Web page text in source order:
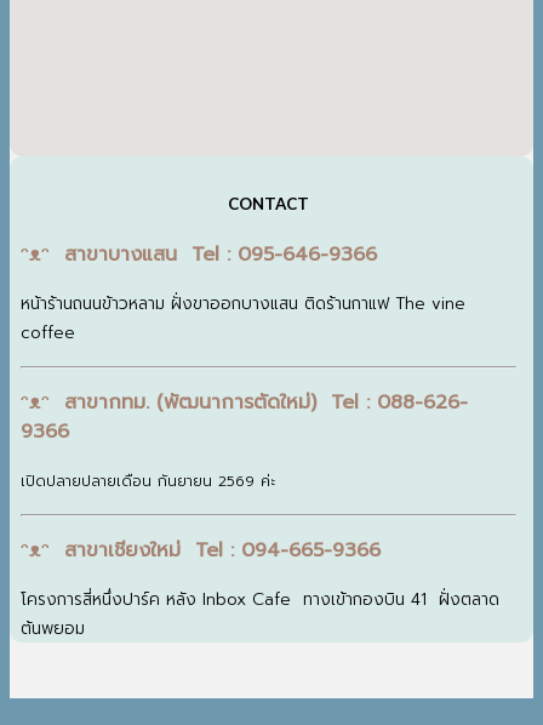
CONTACT
ᵔᴥᵔ สาขาบางแสน Tel : 095-646-9366
หน้าร้านถนนข้าวหลาม ฝั่งขาออกบางแสน ติดร้านกาแฟ The vine
coffee
ᵔᴥᵔ สาขากทม. (พัฒนาการตัดใหม่) Tel : 088-626-
9366
เปิดปลายปลายเดือน กันยายน 2569 ค่ะ
ᵔᴥᵔ สาขาเชียงใหม่ Tel : 094-665-9366
โครงการสี่หนึ่งปาร์ค หลัง Inbox Cafe ทางเข้ากองบิน 41 ฝั่งตลาด
ต้นพยอม